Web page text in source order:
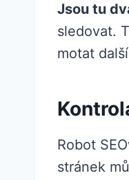
Jsou tu
sledovat.
motat
Robot
stránek